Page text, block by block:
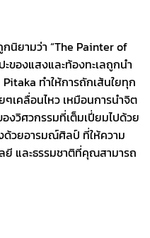
นิยามว่า “The Painter of
ของแสงและท้องทะเลถูกนำ
ทำให้การถักเส้นใยทุก
เคลื่อนไหว เหมือนการนำจิต
วิศวกรรมที่เต็มเปี่ยมไปด้วย
ด้วยอารมณ์ศิลป์ ที่ให้ความ
และธรรมชาติที่คุณสามารถ